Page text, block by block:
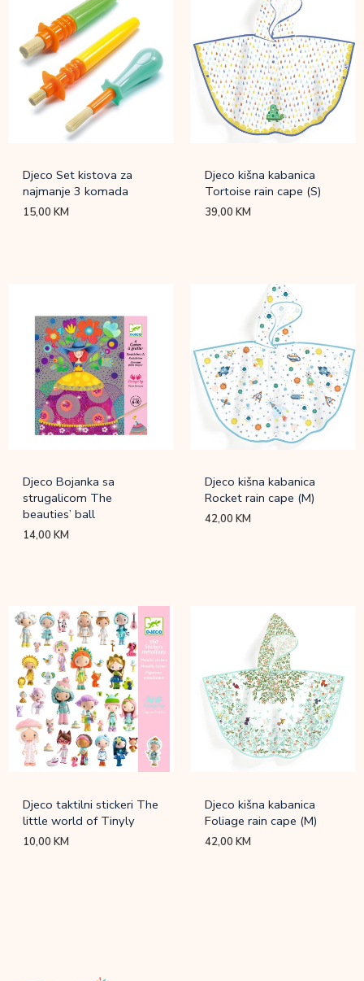
Djeco Set kistova za
najmanje 3 komada
15,00KM
Djeco kišna kabanica
Tortoise rain cape (S)
39,00KM
Djeco Bojanka sa
strugalicom The
beauties’ ball
14,00KM
Djeco kišna kabanica
Rocket rain cape (M)
42,00KM
Djeco taktilni stickeri The
little world of Tinyly
10,00KM
Djeco kišna kabanica
Foliage rain cape (M)
42,00KM